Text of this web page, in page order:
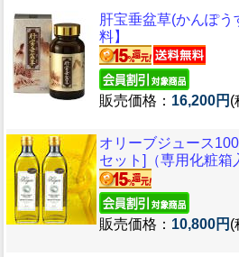
肝宝垂盆草(かんぽ
料】
販売価格： 16,200円 (
オリーブジュース
セット]（専用化粧箱
販売価格： 10,800円 (